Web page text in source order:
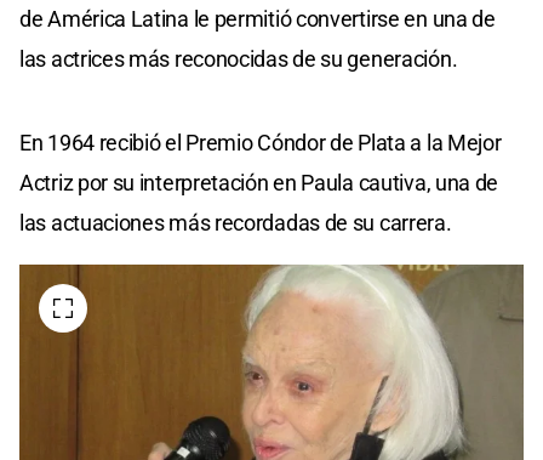
de América Latina le permitió convertirse en una de
las actrices más reconocidas de su generación.
En 1964 recibió el Premio Cóndor de Plata a la Mejor
Actriz por su interpretación en Paula cautiva, una de
las actuaciones más recordadas de su carrera.